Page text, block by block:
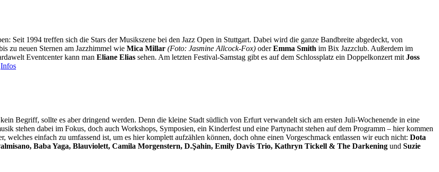
Seit 1994 treffen sich die Stars der Musikszene bei den Jazz Open in Stuttgart. Dabei wird die ganze Bandbreite abgedeckt, von
zu neuen Sternen am Jazzhimmel wie Mica Millar (Foto: Jasmine Allcock-Fox) oderEmma Smith im Bix Jazzclub. Außerdem im
Eventcenter kann man Eliane Elias sehen. Am letzten Festival-Samstag gibt es auf dem Schlossplatz ein Doppelkonzert mit Joss
Infos
Begriff, sollte es aber dringend werden. Denn die kleine Stadt südlich von Erfurt verwandelt sich am ersten Juli-Wochenende in eine
stehen dabei im Fokus, doch auch Workshops, Symposien, ein Kinderfest und eine Partynacht stehen auf dem Programm – hier kommen
einfach zu umfassend ist, um es hier komplett aufzählen können, doch ohne einen Vorgeschmack entlassen wir euch nicht: Dota
Baba Yaga, Blauviolett, Camila Morgenstern, D.Şahin, Emily Davis Trio, Kathryn Tickell & The Darkening und Suzie